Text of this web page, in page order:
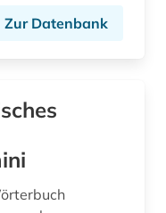
Zur Datenbank